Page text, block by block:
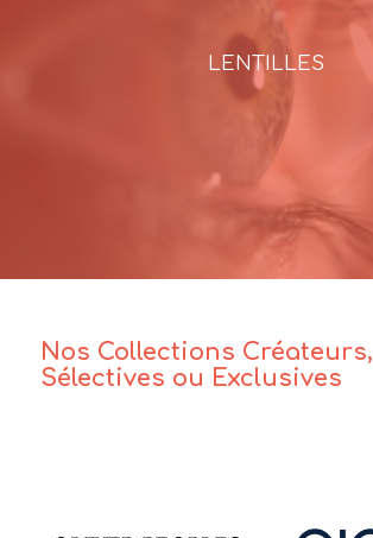
LENTILLES
Nos Collections Créateurs,
Sélectives ou Exclusives